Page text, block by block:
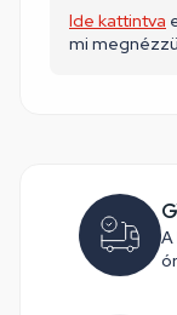
Ide kattintva
mi
A